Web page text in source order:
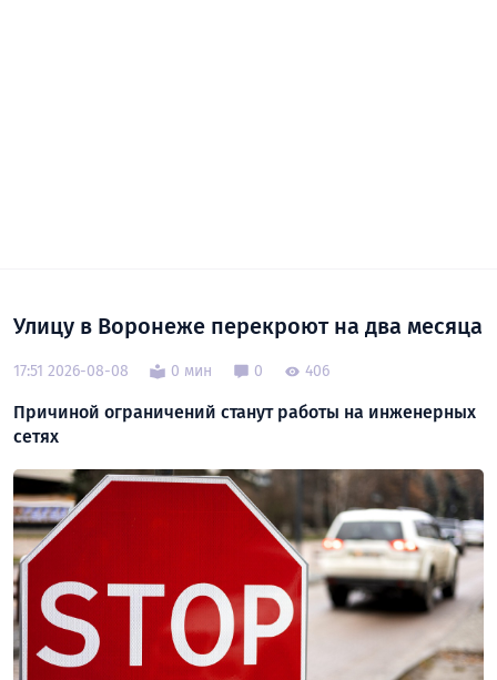
Улицу в Воронеже перекроют на два месяца
17:51 2026-08-08 0 мин 0 406
Причиной ограничений станут работы на инженерных
сетях